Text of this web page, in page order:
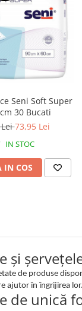
Seni Soft Super
30 Bucati
Lei73,95 Lei
IN STOC
IN COS
și
de produse
ajutor în îngrijirea
de unică